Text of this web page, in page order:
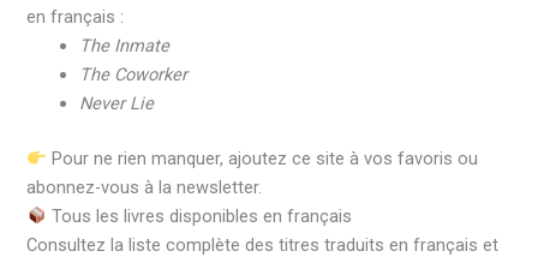
en français :
The Inmate
The Coworker
Never Lie
Pour ne rien manquer, ajoutez ce site à vos favoris ou
abonnez-vous à la newsletter.
Tous les livres disponibles en français
Consultez la liste complète des titres traduits en français et